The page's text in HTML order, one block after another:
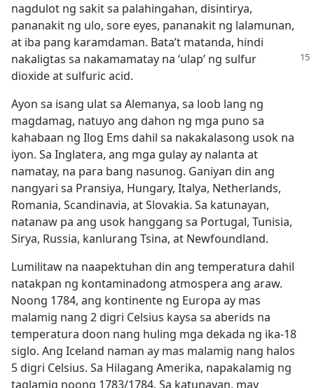
nagdulot ng sakit sa palahingahan, disintirya,
pananakit ng ulo, sore eyes, pananakit ng lalamunan,
at iba pang karamdaman. Bata’t matanda, hindi
nakaligtas sa nakamamatay na ‘ulap’ ng sulfur
dioxide at sulfuric acid.
Ayon sa isang ulat sa Alemanya, sa loob lang ng
magdamag, natuyo ang dahon ng mga puno sa
kahabaan ng Ilog Ems dahil sa nakakalasong usok na
iyon. Sa Inglatera, ang mga gulay ay nalanta at
namatay, na para bang nasunog. Ganiyan din ang
nangyari sa Pransiya, Hungary, Italya, Netherlands,
Romania, Scandinavia, at Slovakia. Sa katunayan,
natanaw pa ang usok hanggang sa Portugal, Tunisia,
Sirya, Russia, kanlurang Tsina, at Newfoundland.
Lumilitaw na naapektuhan din ang temperatura dahil
natakpan ng kontaminadong atmospera ang araw.
Noong 1784, ang kontinente ng Europa ay mas
malamig nang 2 digri Celsius kaysa sa aberids na
temperatura doon nang huling mga dekada ng ika-18
siglo. Ang Iceland naman ay mas malamig nang halos
5 digri Celsius. Sa Hilagang Amerika, napakalamig ng
taglamig noong 1783/1784. Sa katunayan, may